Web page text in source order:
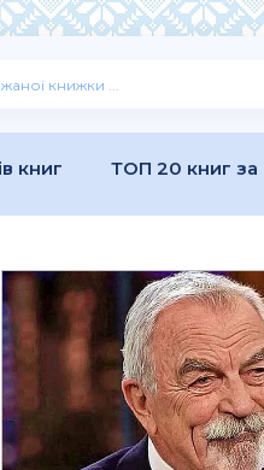
книг ТОП 20 книг за